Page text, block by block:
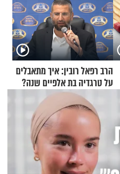
הרב רפאל רובין: איך מתאבלים
על טרגדיה בת אלפיים שנה?